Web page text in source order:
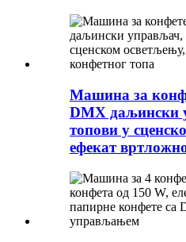
Машина за
DMX даљински
топови у
ефекат